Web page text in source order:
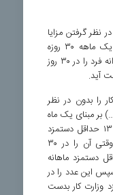
در نظر گرفتن مزایا
(حق خواروبار و مسکن و بن و …) برای یک ماهه ۳۰ روزه
محاسبه کنیم . بدین صورت که دستمزد روزانه فرد را در ۳۰ روز
آید.
کار را بدون در نظر
بر مبنای یک ماه
۳۰ روزه محاسبه می کنیم که در سال ۱۳۹۵ حداقل دستمزد
روزانه وزارت کار ۲۷۰،۷۲۰ ریال می باشد وقتی آن را در ۳۰
ریال حداقل دستمزد ماهانه
می آید؛ سپس این عدد را در
دستمزد وزارت کار بدست